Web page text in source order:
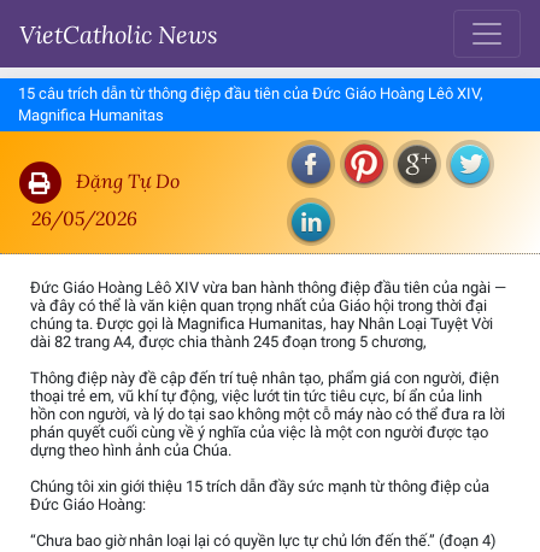
VietCatholic News
15 câu trích dẫn từ thông điệp đầu tiên của Đức Giáo Hoàng Lêô XIV,
Magnifica Humanitas
Đặng Tự Do
26/05/2026
Đức Giáo Hoàng Lêô XIV vừa ban hành thông điệp đầu tiên của ngài —
và đây có thể là văn kiện quan trọng nhất của Giáo hội trong thời đại
chúng ta. Được gọi là Magnifica Humanitas, hay Nhân Loại Tuyệt Vời
dài 82 trang A4, được chia thành 245 đoạn trong 5 chương,
Thông điệp này đề cập đến trí tuệ nhân tạo, phẩm giá con người, điện
thoại trẻ em, vũ khí tự động, việc lướt tin tức tiêu cực, bí ẩn của linh
hồn con người, và lý do tại sao không một cỗ máy nào có thể đưa ra lời
phán quyết cuối cùng về ý nghĩa của việc là một con người được tạo
dựng theo hình ảnh của Chúa.
Chúng tôi xin giới thiệu 15 trích dẫn đầy sức mạnh từ thông điệp của
Đức Giáo Hoàng:
“Chưa bao giờ nhân loại lại có quyền lực tự chủ lớn đến thế.” (đoạn 4)